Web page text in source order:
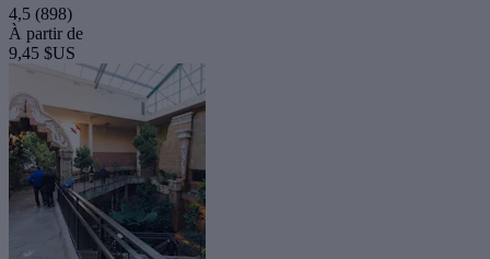
4,5 (898)
À partir de
9,45 $US